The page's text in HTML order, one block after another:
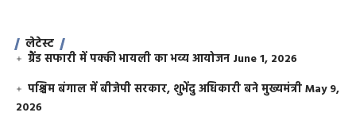
लेटेस्ट
ग्रैंड सफारी में पक्की भायली का भव्य आयोजन June 1, 2026
पश्चिम बंगाल में बीजेपी सरकार, शुभेंदु अधिकारी बने मुख्यमंत्रीMay 9,
2026